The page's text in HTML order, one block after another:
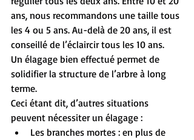
ans, nous recommandons une taille tous
les 4 ou 5 ans. Au-delà de 20 ans, il est
conseillé de l’éclaircir tous les 10 ans.
Un élagage bien effectué permet de
solidifier la structure de l’arbre à long
terme.
Ceci étant dit, d’autres situations
peuvent nécessiter un élagage :
Les branches mortes : en plus de